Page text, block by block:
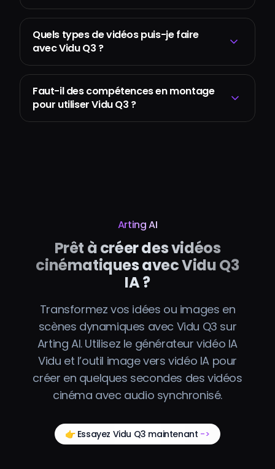
Quels types de vidéos puis-je faire
avec Vidu Q3 ?
Faut-il des compétences en montage
pour utiliser Vidu Q3 ?
Arting AI
Prêt à créer des vidéos
cinématiques avec Vidu Q3
IA ?
Transformez vos idées ou images en
scènes dynamiques avec Vidu Q3 sur
Arting AI. Utilisez le générateur vidéo IA
Vidu et l’outil image vers vidéo IA pour
créer en quelques secondes des vidéos
cinéma avec audio synchronisé.
👉 Essayez Vidu Q3 maintenant ->